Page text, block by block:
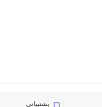
پشتیبانی